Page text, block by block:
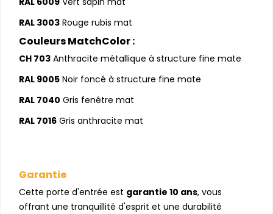
RAL 3003 Rouge rubis mat
Couleurs MatchColor :
CH 703 Anthracite métallique à structure fine mate
RAL 9005 Noir foncé à structure fine mate
RAL 7040 Gris fenêtre mat
RAL 7016 Gris anthracite mat
Garantie
Cette porte d'entrée est garantie 10 ans, vous
offrant une tranquillité d'esprit et une durabilité